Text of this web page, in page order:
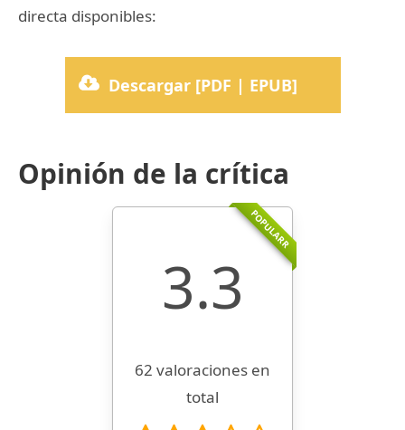
directa disponibles:
Descargar [PDF | EPUB]
Opinión de la crítica
POPULARR
3.3
62 valoraciones en
total